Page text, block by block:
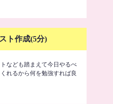
ト作成(5分)
なども踏まえて今日やるべ
れるから何を勉強すれば良